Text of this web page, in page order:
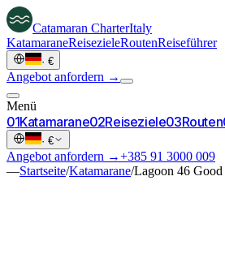
Catamaran CharterItaly
KatamaraneReisezieleRoutenReiseführer
· €
Angebot anfordern →
Menü
01Katamarane02Reiseziele03Routen
· €
Angebot anfordern →+385 91 3000 009
—Startseite/Katamarane/Lagoon 46 Good